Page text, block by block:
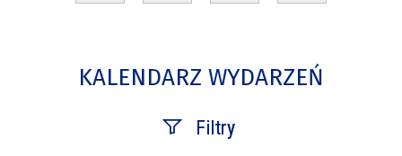
KALENDARZ WYDARZEŃ
Filtry